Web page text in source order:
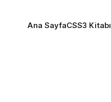
Ana SayfaCSS3 Kitabı